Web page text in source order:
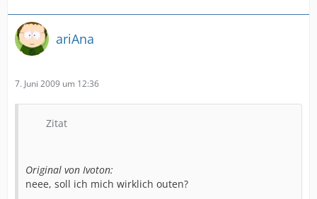
ariAna
7. Juni 2009 um 12:36
Zitat
Original von Ivoton:
neee, soll ich mich wirklich outen?